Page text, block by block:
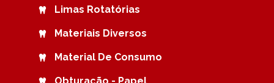
Limas Rotatórias
Materiais Diversos
Material De Consumo